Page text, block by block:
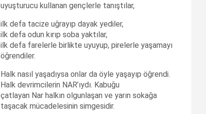
uyuşturucu kullanan gençlerle tanıştılar,
ilk defa tacize uğrayıp dayak yediler,
ilk defa odun kırıp soba yaktılar,
ilk defa farelerle birlikte uyuyup, pirelerle yaşamayı
öğrendiler.
Halk nasıl yaşadıysa onlar da öyle yaşayıp öğrendi.
Halk devrimcilerin NAR’ıydı. Kabuğu
çatlayan Nar halkın olgunlaşan ve yarın sokağa
taşacak mücadelesinin simgesidir.